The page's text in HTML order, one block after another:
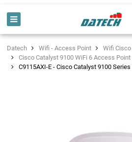
Datech Wifi - Access Point
Wifi Cisco
Cisco Catalyst 9100 WiFi 6 Access Point
C9115AXI-E - Cisco Catalyst 9100